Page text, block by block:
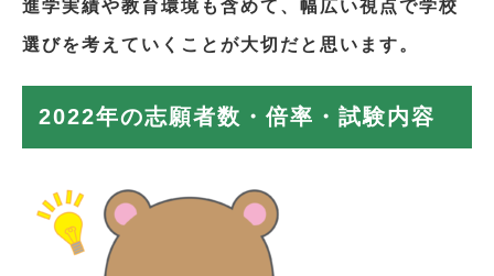
進学実績や教育環境も含めて、幅広い視点で学校
選びを考えていくことが大切だと思います。
2022年の志願者数・倍率・試験内容